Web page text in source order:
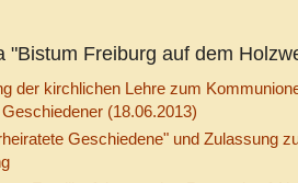
"Bistum Freiburg auf dem
der kirchlichen Lehre zum
(18.06.2013)
Geschiedene" und Zulassung